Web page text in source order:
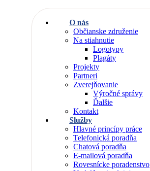
O nás
Občianske združenie
Na stiahnutie
Logotypy
Plagáty
Projekty
Partneri
Zverejňovanie
Výročné správy
Ďalšie
Kontakt
Služby
Hlavné princípy práce
Telefonická poradňa
Chatová poradňa
E-mailová poradňa
Rovesnícke poradenstvo